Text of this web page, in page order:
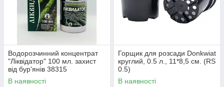
Водорозчинний концентрат
"Ліквідатор" 100 мл. захист
від бур'янів 38315
В наявності
Горщик для розсади Donkwiat
круглий, 0.5 л., 11*8,5 см. (RS
0.5)
В наявності